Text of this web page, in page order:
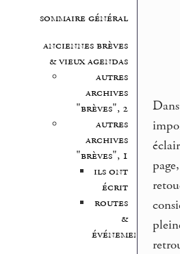
sommaire général
anciennes brèves
& vieux agendas
autres
archives
"brèves", 2
autres
archives
"brèves", 1
ils ont
écrit
routes
&
événements